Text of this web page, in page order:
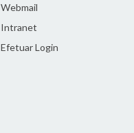
Webmail
Intranet
Efetuar Login